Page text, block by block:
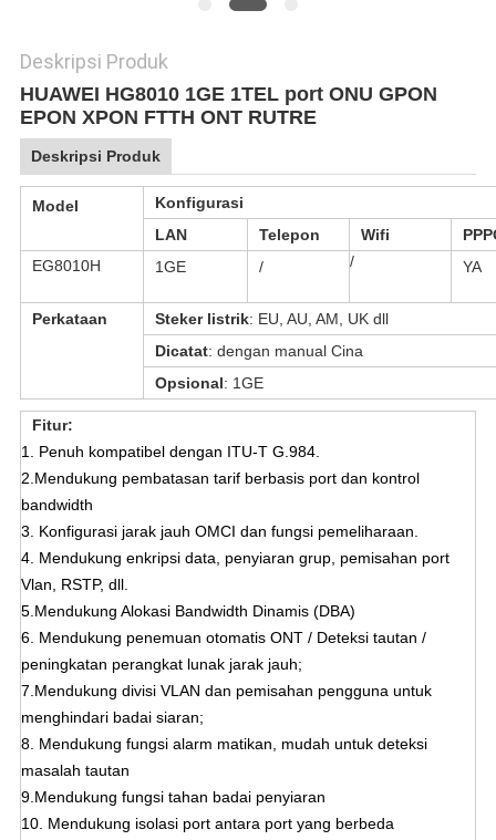
Deskripsi Produk
HUAWEI HG8010 1GE 1TEL port ONU GPON
EPON XPON FTTH ONT RUTRE
Deskripsi Produk
Model
Konfigurasi
LAN
Telepon Wifi
EG8010H
1GE / / YA
Perkataan Steker listrik: EU, AU, AM, UK dll
Dicatat: dengan manual Cina
Opsional: 1GE
Fitur:
1. Penuh kompatibel dengan ITU-T G.984.
2.Mendukung pembatasan tarif berbasis port dan kontrol
bandwidth
3. Konfigurasi jarak jauh OMCI dan fungsi pemeliharaan.
4. Mendukung enkripsi data, penyiaran grup, pemisahan port
Vlan, RSTP, dll.
5.Mendukung Alokasi Bandwidth Dinamis (DBA)
6. Mendukung penemuan otomatis ONT / Deteksi tautan /
peningkatan perangkat lunak jarak jauh;
7.Mendukung divisi VLAN dan pemisahan pengguna untuk
menghindari badai siaran;
8. Mendukung fungsi alarm matikan, mudah untuk deteksi
masalah tautan
9.Mendukung fungsi tahan badai penyiaran
10. Mendukung isolasi port antara port yang berbeda